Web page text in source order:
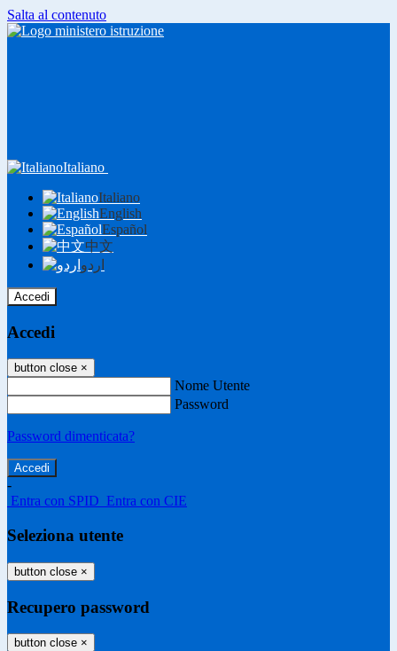
Salta al contenuto
Italiano
Italiano
English
Español
中文
اردو
Accedi
Accedi
button close ×
Nome Utente
Password
Password dimenticata?
-
Entra con SPID Entra con CIE
Seleziona utente
button close ×
Recupero password
button close ×